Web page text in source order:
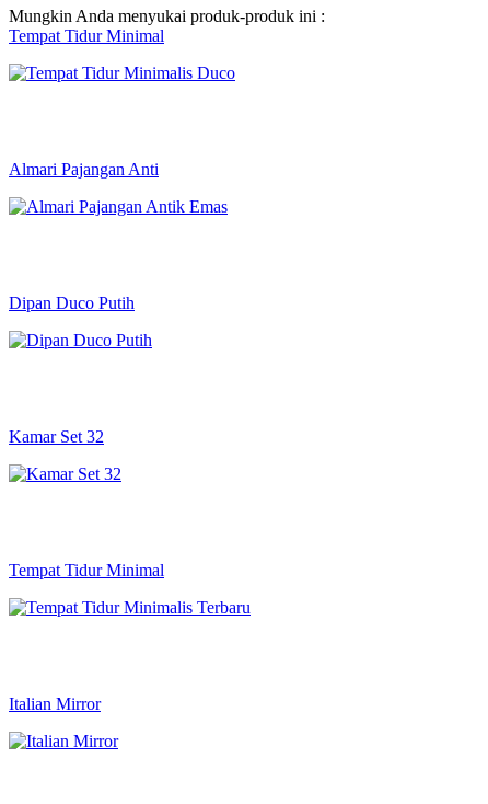
Mungkin Anda menyukai produk-produk ini :
Tempat Tidur Minimal
Almari Pajangan Anti
Dipan Duco Putih
Kamar Set 32
Tempat Tidur Minimal
Italian Mirror